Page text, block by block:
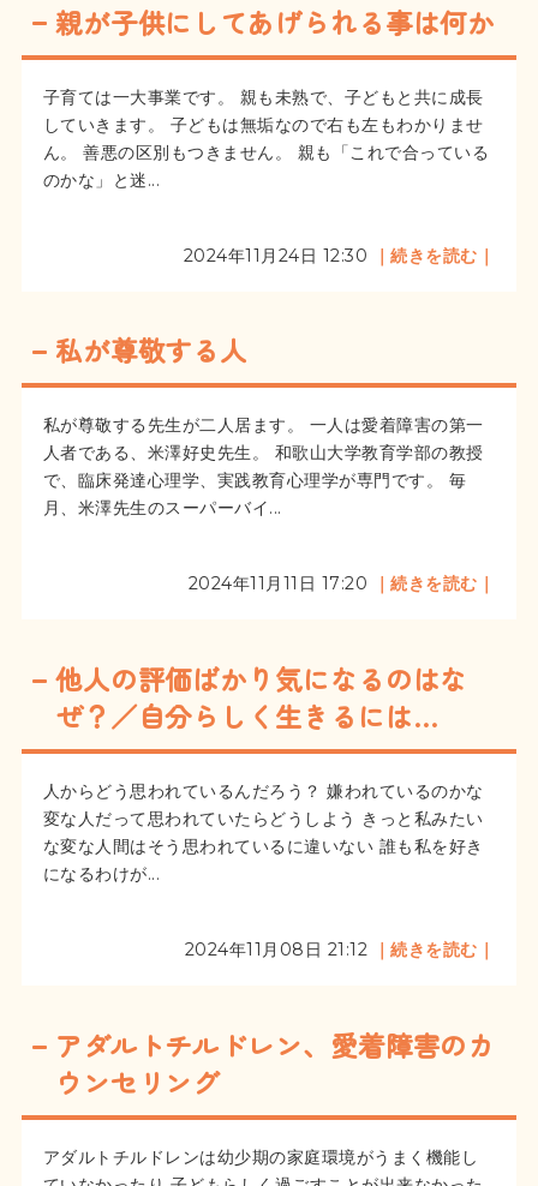
親が子供にしてあげられる事は何か
子育ては一大事業です。 親も未熟で、子どもと共に成長
していきます。 子どもは無垢なので右も左もわかりませ
ん。 善悪の区別もつきません。 親も「これで合っている
のかな」と迷...
2024年11月24日 12:30 ｜続きを読む｜
私が尊敬する人
私が尊敬する先生が二人居ます。 一人は愛着障害の第一
人者である、米澤好史先生。 和歌山大学教育学部の教授
で、臨床発達心理学、実践教育心理学が専門です。 毎
月、米澤先生のスーパーバイ...
2024年11月11日 17:20 ｜続きを読む｜
他人の評価ばかり気になるのはな
ぜ？／自分らしく生きるには…
人からどう思われているんだろう？ 嫌われているのかな
変な人だって思われていたらどうしよう きっと私みたい
な変な人間はそう思われているに違いない 誰も私を好き
になるわけが...
2024年11月08日 21:12 ｜続きを読む｜
アダルトチルドレン、愛着障害のカ
ウンセリング
アダルトチルドレンは幼少期の家庭環境がうまく機能し